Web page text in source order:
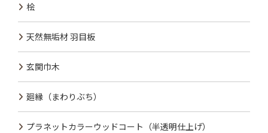
桧
天然無垢材 羽目板
玄関巾木
廻縁（まわりぶち）
プラネットカラーウッドコート（半透明仕上げ）